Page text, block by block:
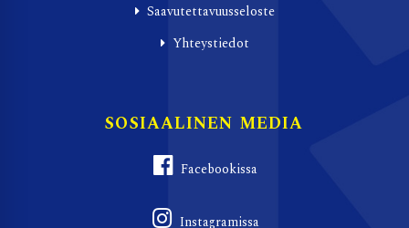
Saavutettavuusseloste
Yhteystiedot
SOSIAALINEN MEDIA
Facebookissa
Instagramissa